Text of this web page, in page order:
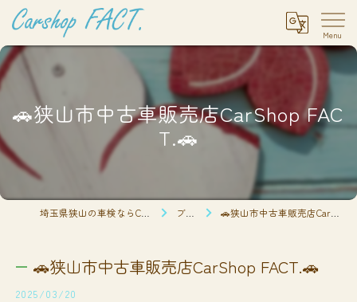
🚗狭山市中古車販売店CarShop FAC
T.🚗
ブログ 🚗狭山市中古車販売店CarShop FACT.🚗
🚗狭山市中古車販売店CarShop FACT.🚗
2025/03/20